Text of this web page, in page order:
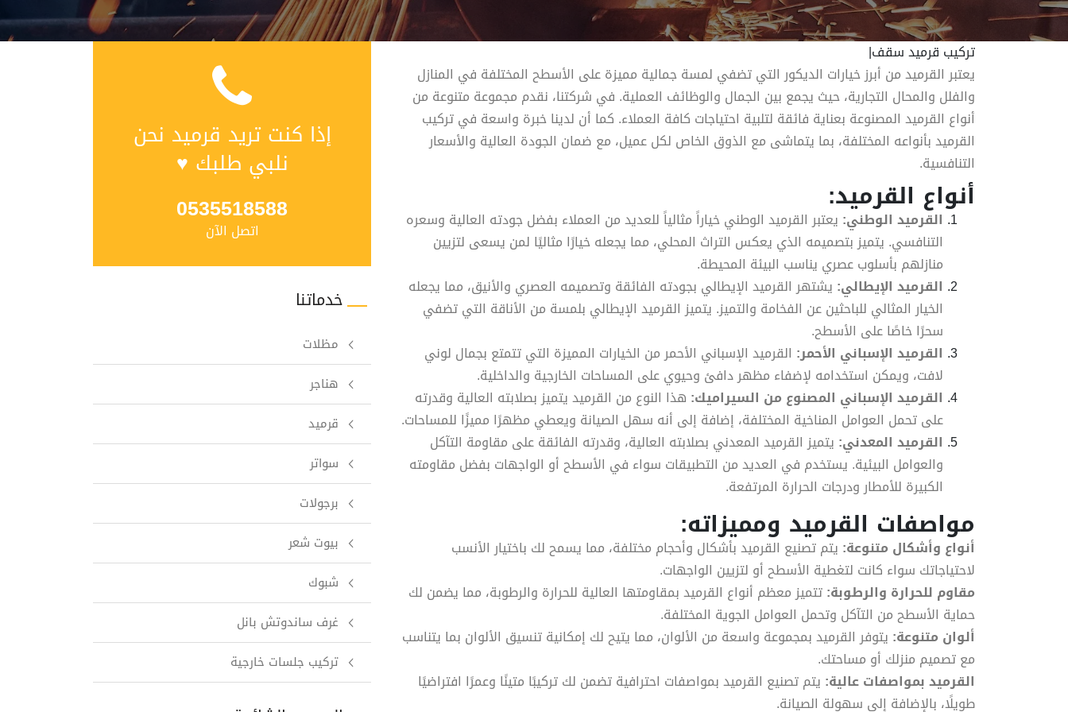
تركيب قرميد سقف|
يعتبر القرميد من أبرز خيارات الديكور التي تضفي لمسة جمالية مميزة على الأسطح المختلفة في المنازل
والفلل والمحال التجارية، حيث يجمع بين الجمال والوظائف العملية. في شركتنا، نقدم مجموعة متنوعة من
أنواع القرميد المصنوعة بعناية فائقة لتلبية احتياجات كافة العملاء. كما أن لدينا خبرة واسعة في تركيب
القرميد بأنواعه المختلفة، بما يتماشى مع الذوق الخاص لكل عميل، مع ضمان الجودة العالية والأسعار
التنافسية.
أنواع القرميد:
القرميد الوطني: يعتبر القرميد الوطني خياراً مثالياً للعديد من العملاء بفضل جودته العالية وسعره
التنافسي. يتميز بتصميمه الذي يعكس التراث المحلي، مما يجعله خيارًا مثاليًا لمن يسعى لتزيين
منازلهم بأسلوب عصري يناسب البيئة المحيطة.
القرميد الإيطالي: يشتهر القرميد الإيطالي بجودته الفائقة وتصميمه العصري والأنيق، مما يجعله
الخيار المثالي للباحثين عن الفخامة والتميز. يتميز القرميد الإيطالي بلمسة من الأناقة التي تضفي
سحرًا خاصًا على الأسطح.
القرميد الإسباني الأحمر: القرميد الإسباني الأحمر من الخيارات المميزة التي تتمتع بجمال لوني
لافت، ويمكن استخدامه لإضفاء مظهر دافئ وحيوي على المساحات الخارجية والداخلية.
القرميد الإسباني المصنوع من السيراميك: هذا النوع من القرميد يتميز بصلابته العالية وقدرته
على تحمل العوامل المناخية المختلفة، إضافة إلى أنه سهل الصيانة ويعطي مظهرًا مميزًا للمساحات.
القرميد المعدني: يتميز القرميد المعدني بصلابته العالية، وقدرته الفائقة على مقاومة التآكل
والعوامل البيئية. يستخدم في العديد من التطبيقات سواء في الأسطح أو الواجهات بفضل مقاومته
الكبيرة للأمطار ودرجات الحرارة المرتفعة.
مواصفات القرميد ومميزاته:
أنواع وأشكال متنوعة: يتم تصنيع القرميد بأشكال وأحجام مختلفة، مما يسمح لك باختيار الأنسب
لاحتياجاتك سواء كانت لتغطية الأسطح أو لتزيين الواجهات.
مقاوم للحرارة والرطوبة:تتميز معظم أنواع القرميد بمقاومتها العالية للحرارة والرطوبة، مما يضمن لك
حماية الأسطح من التآكل وتحمل العوامل الجوية المختلفة.
ألوان متنوعة: يتوفر القرميد بمجموعة واسعة من الألوان، مما يتيح لك إمكانية تنسيق الألوان بما يتناسب
مع تصميم منزلك أو مساحتك.
القرميد بمواصفات عالية: يتم تصنيع القرميد بمواصفات احترافية تضمن لك تركيبًا متينًا وعمرًا افتراضيًا
طويلًا، بالإضافة إلى سهولة الصيانة.
إذا كنت تريد قرميد نحن
نلبي طلبك ♥
0535518588
اتصل الآن
خدماتنا
مظلات
هناجر
قرميد
سواتر
برجولات
بيوت شعر
شبوك
غرف ساندوتش بانل
تركيب جلسات خارجية